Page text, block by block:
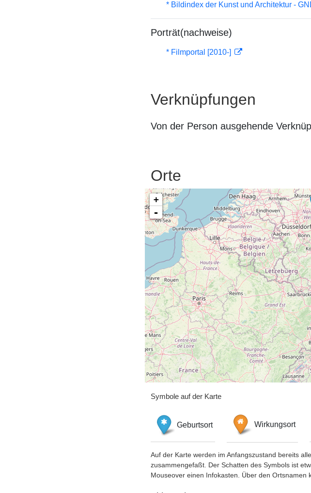
* Bildindex der Kunst und Architektur -
Porträt(nachweise)
* Filmportal [2010-]
Verknüpfungen
Von der Person ausgehende
Orte
+
-
Symbole auf der Karte
Geburtsort Wirkungsort
Auf der Karte werden im Anfangszustand bereits
zusammengefaßt. Der Schatten des Symbols ist
Mouseover einen Infokasten. Über den Ortsnamen